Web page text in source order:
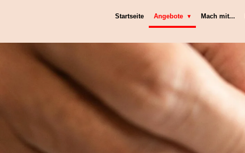
Startseite Angebote Mach mit...